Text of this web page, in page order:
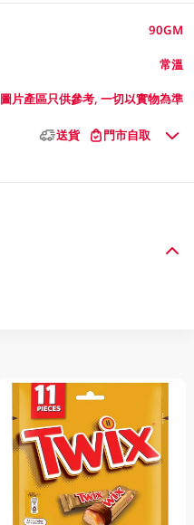
90GM
常溫
圖片產區只供參考, 一切以實物為準
送貨 門市自取